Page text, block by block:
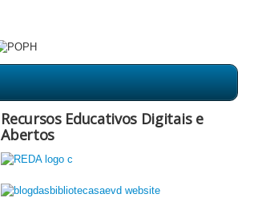
Recursos Educativos Digitais e
Abertos